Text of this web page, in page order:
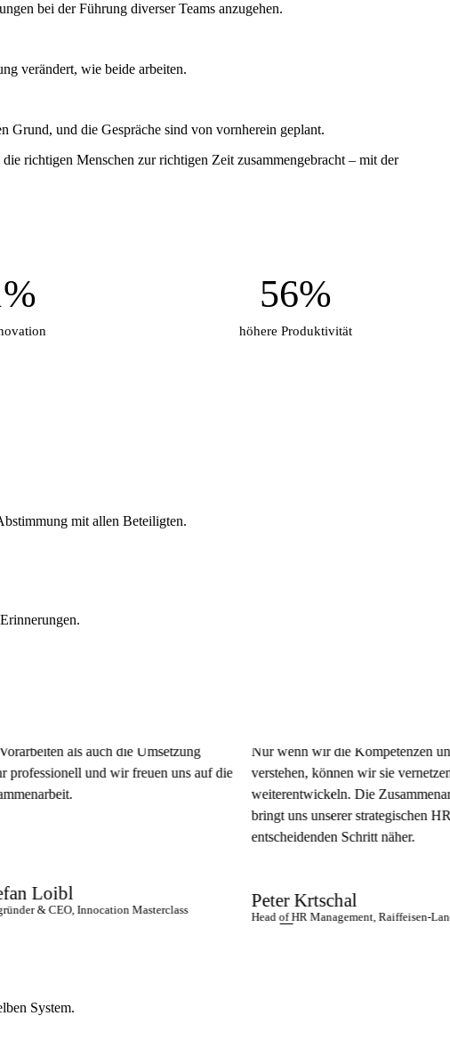
bei der Führung diverser Teams anzugehen.
verändert, wie beide arbeiten.
Grund, und die Gespräche sind von vornherein geplant.
richtigen Menschen zur richtigen Zeit zusammengebracht – mit der
56%
höhere Produktivität
mit allen Beteiligten.
als auch die Umsetzung
und wir freuen uns auf die
CEO, Innocation Masterclass
Nur wenn wir die Kompetenzen unserer
verstehen, können wir sie vernetzen und
weiterentwickeln. Die Zusammenarbeit
bringt uns unserer strategischen HR-
entscheidenden Schritt näher.
Peter Krtschal
Head of HR Management, Raiffeisen-
System.